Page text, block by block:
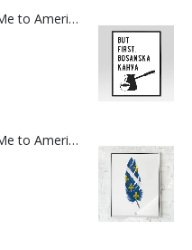
Bosna Take Me to America Navijačka Majica 3
Bosna Take Me to America Navijačka Majica 4